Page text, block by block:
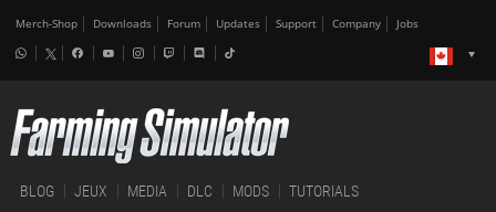
Merch-Shop Downloads Forum Updates Support Company Jobs
BLOG JEUX MEDIA DLC MODS TUTORIALS